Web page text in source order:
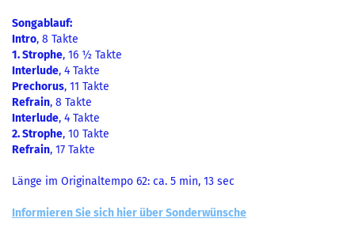
Songablauf:
Intro, 8 Takte
1. Strophe, 16 ½ Takte
Interlude, 4 Takte
Prechorus, 11 Takte
Refrain, 8 Takte
Interlude, 4 Takte
2. Strophe, 10 Takte
Refrain, 17 Takte
Länge im Originaltempo 62: ca. 5 min, 13 sec
Informieren Sie sich hier über Sonderwünsche